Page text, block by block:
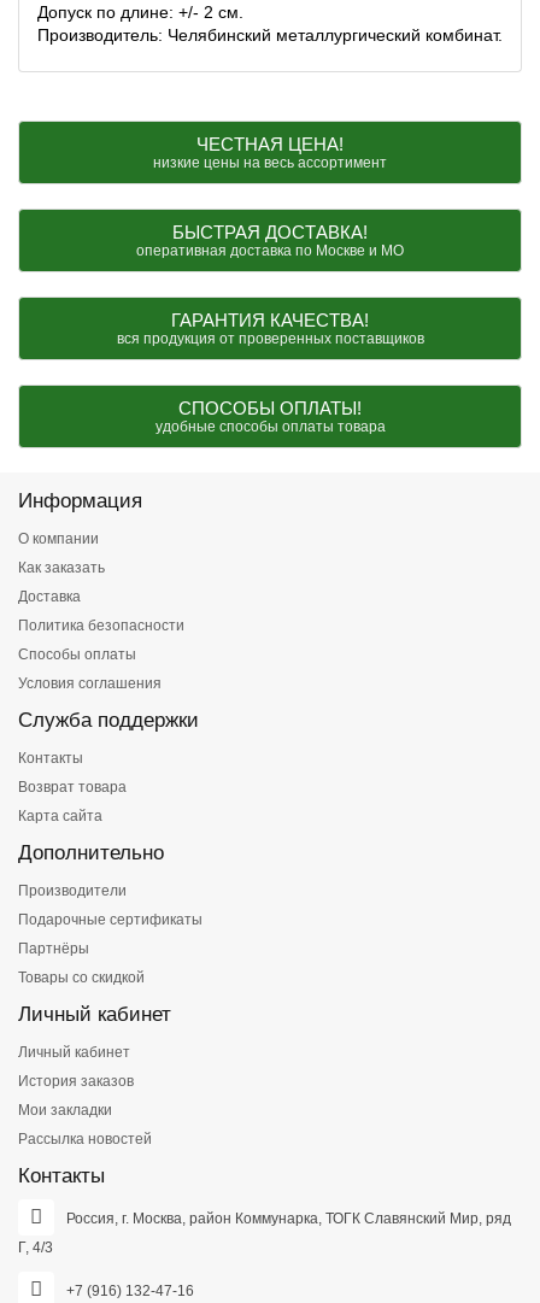
Допуск по длине: +/- 2 см.
Производитель: Челябинский металлургический комбинат.
ЧЕСТНАЯ ЦЕНА!
низкие цены на весь ассортимент
БЫСТРАЯ ДОСТАВКА!
оперативная доставка по Москве и МО
ГАРАНТИЯ КАЧЕСТВА!
вся продукция от проверенных поставщиков
СПОСОБЫ ОПЛАТЫ!
удобные способы оплаты товара
Информация
О компании
Как заказать
Доставка
Политика безопасности
Способы оплаты
Условия соглашения
Служба поддержки
Контакты
Возврат товара
Карта сайта
Дополнительно
Производители
Подарочные сертификаты
Партнёры
Товары со скидкой
Личный кабинет
Личный кабинет
История заказов
Мои закладки
Рассылка новостей
Контакты
Россия, г. Москва, район Коммунарка, ТОГК Славянский Мир, ряд
Г, 4/3
+7 (916) 132-47-16